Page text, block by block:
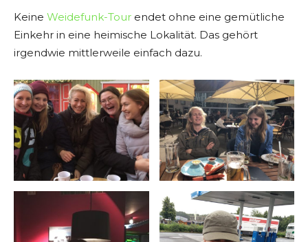
Keine Weidefunk-Tour endet ohne eine gemütliche
Einkehr in eine heimische Lokalität. Das gehört
irgendwie mittlerweile einfach dazu.